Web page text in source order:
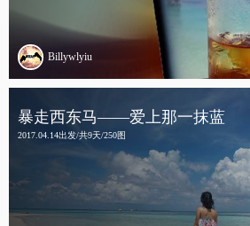
Billywlyiu
暴走西东马——爱上那一抹蓝
2017.04.14出发/共9天/250图